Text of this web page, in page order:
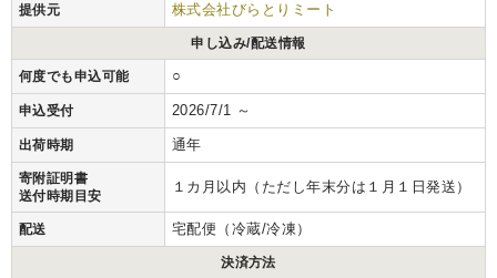
提供元 株式会社びらとりミート
申し込み/配送情報
何度でも申込可能 ○
申込受付 2026/7/1 ～
出荷時期 通年
寄附証明書
送付時期目安
１カ月以内（ただし年末分は１月１日発送）
配送 宅配便（冷蔵/冷凍）
決済方法